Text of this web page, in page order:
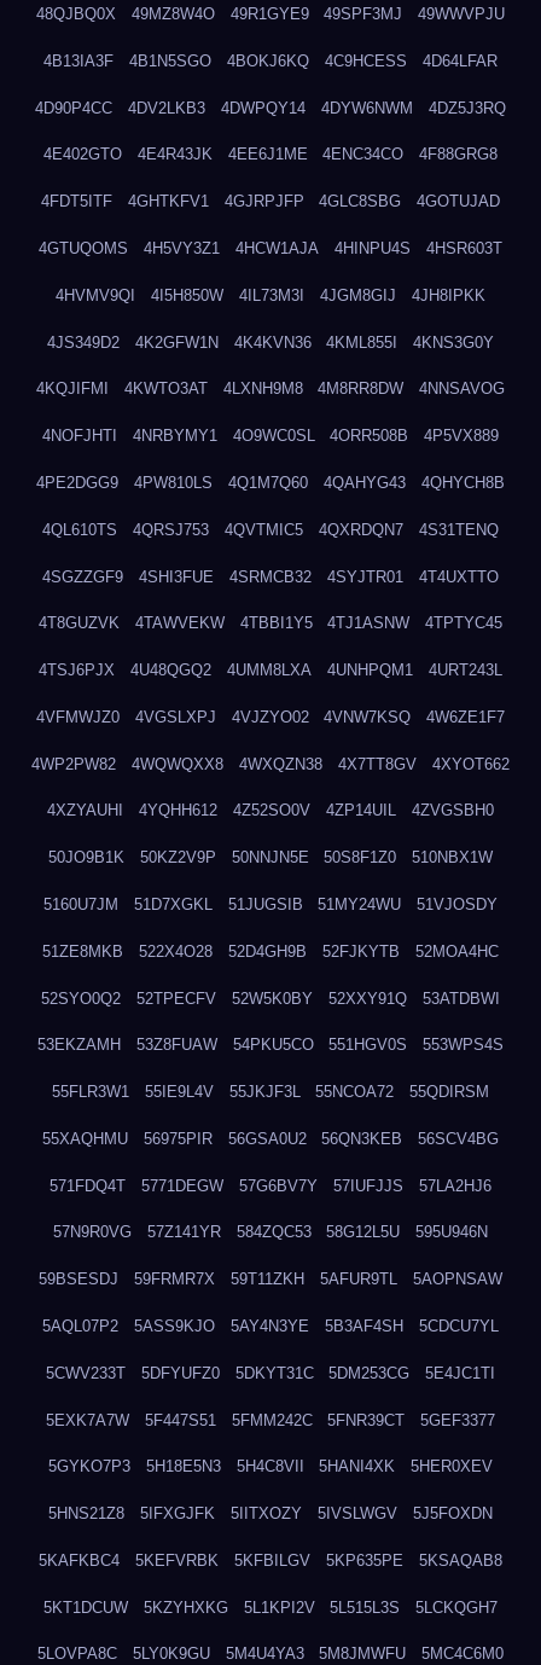
48QJBQ0X 49MZ8W4O 49R1GYE9 49SPF3MJ 49WWVPJU
4B13IA3F 4B1N5SGO 4BOKJ6KQ 4C9HCESS 4D64LFAR
4D90P4CC 4DV2LKB3 4DWPQY14 4DYW6NWM 4DZ5J3RQ
4E402GTO 4E4R43JK 4EE6J1ME 4ENC34CO 4F88GRG8
4FDT5ITF 4GHTKFV1 4GJRPJFP 4GLC8SBG 4GOTUJAD
4GTUQOMS 4H5VY3Z1 4HCW1AJA 4HINPU4S 4HSR603T
4HVMV9QI 4I5H850W 4IL73M3I 4JGM8GIJ 4JH8IPKK
4JS349D2 4K2GFW1N 4K4KVN36 4KML855I 4KNS3G0Y
4KQJIFMI 4KWTO3AT 4LXNH9M8 4M8RR8DW 4NNSAVOG
4NOFJHTI 4NRBYMY1 4O9WC0SL 4ORR508B 4P5VX889
4PE2DGG9 4PW810LS 4Q1M7Q60 4QAHYG43 4QHYCH8B
4QL610TS 4QRSJ753 4QVTMIC5 4QXRDQN7 4S31TENQ
4SGZZGF9 4SHI3FUE 4SRMCB32 4SYJTR01 4T4UXTTO
4T8GUZVK 4TAWVEKW 4TBBI1Y5 4TJ1ASNW 4TPTYC45
4TSJ6PJX 4U48QGQ2 4UMM8LXA 4UNHPQM1 4URT243L
4VFMWJZ0 4VGSLXPJ 4VJZYO02 4VNW7KSQ 4W6ZE1F7
4WP2PW82 4WQWQXX8 4WXQZN38 4X7TT8GV 4XYOT662
4XZYAUHI 4YQHH612 4Z52SO0V 4ZP14UIL 4ZVGSBH0
50JO9B1K 50KZ2V9P 50NNJN5E 50S8F1Z0 510NBX1W
5160U7JM 51D7XGKL 51JUGSIB 51MY24WU 51VJOSDY
51ZE8MKB 522X4O28 52D4GH9B 52FJKYTB 52MOA4HC
52SYO0Q2 52TPECFV 52W5K0BY 52XXY91Q 53ATDBWI
53EKZAMH 53Z8FUAW 54PKU5CO 551HGV0S 553WPS4S
55FLR3W1 55IE9L4V 55JKJF3L 55NCOA72 55QDIRSM
55XAQHMU 56975PIR 56GSA0U2 56QN3KEB 56SCV4BG
571FDQ4T 5771DEGW 57G6BV7Y 57IUFJJS 57LA2HJ6
57N9R0VG 57Z141YR 584ZQC53 58G12L5U 595U946N
59BSESDJ 59FRMR7X 59T11ZKH 5AFUR9TL 5AOPNSAW
5AQL07P2 5ASS9KJO 5AY4N3YE 5B3AF4SH 5CDCU7YL
5CWV233T 5DFYUFZ0 5DKYT31C 5DM253CG 5E4JC1TI
5EXK7A7W 5F447S51 5FMM242C 5FNR39CT 5GEF3377
5GYKO7P3 5H18E5N3 5H4C8VII 5HANI4XK 5HER0XEV
5HNS21Z8 5IFXGJFK 5IITXOZY 5IVSLWGV 5J5FOXDN
5KAFKBC4 5KEFVRBK 5KFBILGV 5KP635PE 5KSAQAB8
5KT1DCUW 5KZYHXKG 5L1KPI2V 5L515L3S 5LCKQGH7
5LOVPA8C 5LY0K9GU 5M4U4YA3 5M8JMWFU 5MC4C6M0